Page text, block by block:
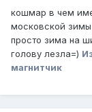
кошмар в чем
московской
просто зима на
голову лезла=)
магнитчик